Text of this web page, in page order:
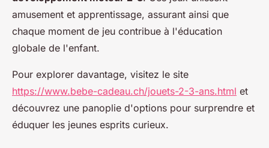
amusement et apprentissage, assurant ainsi que
chaque moment de jeu contribue à l'éducation
globale de l'enfant.
Pour explorer davantage, visitez le site
https://www.bebe-cadeau.ch/jouets-2-3-ans.html et
découvrez une panoplie d'options pour surprendre et
éduquer les jeunes esprits curieux.